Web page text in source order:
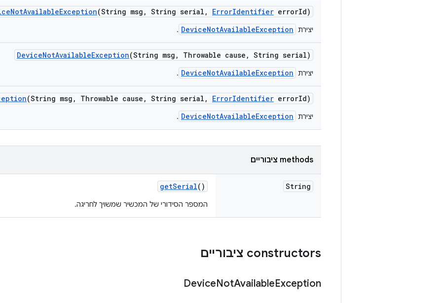
NotAvailableException(String msg , String serial , ErrorIdentifier errorId)
יצירת DeviceNotAvailableException
.
DeviceNotAvailableException(String msg , Throwable cause , String serial)
יצירת DeviceNotAvailableException
.
(String msg , Throwable cause , String serial , ErrorIdentifier errorId)
יצירת DeviceNotAvailableException
.
‫methods ציבוריים
String
getSerial()
המספר הסידורי של המכשיר שמשויך לחריגה.
‫constructors ציבוריים
DeviceNotAvailableException